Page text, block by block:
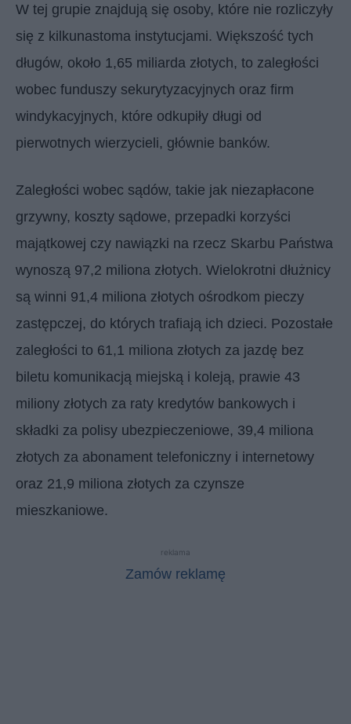
W tej grupie znajdują się osoby, które nie rozliczyły
się z kilkunastoma instytucjami. Większość tych
długów, około 1,65 miliarda złotych, to zaległości
wobec funduszy sekurytyzacyjnych oraz firm
windykacyjnych, które odkupiły długi od
pierwotnych wierzycieli, głównie banków.
Zaległości wobec sądów, takie jak niezapłacone
grzywny, koszty sądowe, przepadki korzyści
majątkowej czy nawiązki na rzecz Skarbu Państwa
wynoszą 97,2 miliona złotych. Wielokrotni dłużnicy
są winni 91,4 miliona złotych ośrodkom pieczy
zastępczej, do których trafiają ich dzieci. Pozostałe
zaległości to 61,1 miliona złotych za jazdę bez
biletu komunikacją miejską i koleją, prawie 43
miliony złotych za raty kredytów bankowych i
składki za polisy ubezpieczeniowe, 39,4 miliona
złotych za abonament telefoniczny i internetowy
oraz 21,9 miliona złotych za czynsze
mieszkaniowe.
reklama
Zamów reklamę